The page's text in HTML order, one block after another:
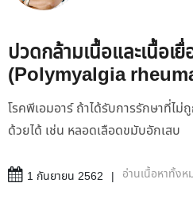
ปวดกล้ามเนื้อและเนื้อเ
(Polymyalgia
โรคพีเอมอาร์ ถ้าได้รับการรักษาที่ไ
ด้วยได้ เช่น หลอดเลือดขมับอักเสบ
1 กันยายน 2562 อ่านเนื้อหาทั้งห